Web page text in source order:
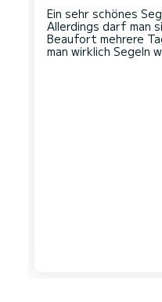
Ein sehr schönes
Allerdings darf man
Beaufort mehrere